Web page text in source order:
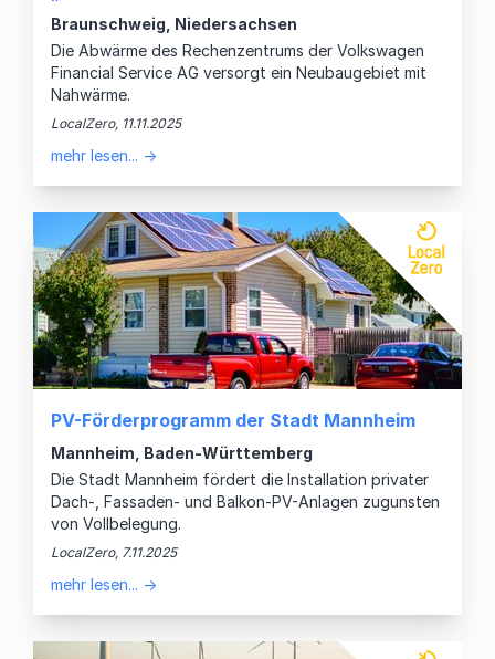
Braunschweig, Niedersachsen
Die Abwärme des Rechenzentrums der Volkswagen
Financial Service AG versorgt ein Neubaugebiet mit
Nahwärme.
LocalZero, 11.11.2025
mehr lesen... →
PV-Förderprogramm der Stadt Mannheim
Mannheim, Baden-Württemberg
Die Stadt Mannheim fördert die Installation privater
Dach-, Fassaden- und Balkon-PV-Anlagen zugunsten
von Vollbelegung.
LocalZero, 7.11.2025
mehr lesen... →